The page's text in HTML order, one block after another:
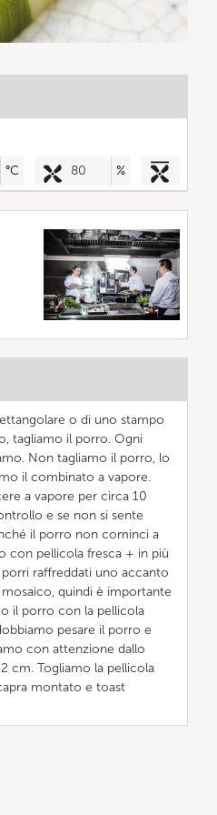
°C 80 %
o di uno stampo
tagliamo il porro. Ogni
Non tagliamo il porro, lo
il combinato a vapore.
a vapore per circa 10
e se non si sente
il porro non cominci a
con pellicola fresca + in più
raffreddati uno accanto
quindi è importante
il porro con la pellicola
pesare il porro e
con attenzione dallo
cm. Togliamo la pellicola
montato e toast